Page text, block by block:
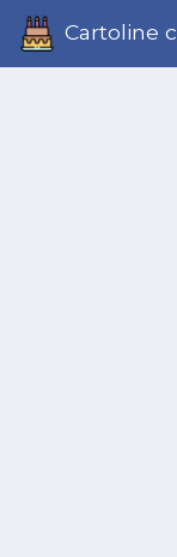
Cartoline